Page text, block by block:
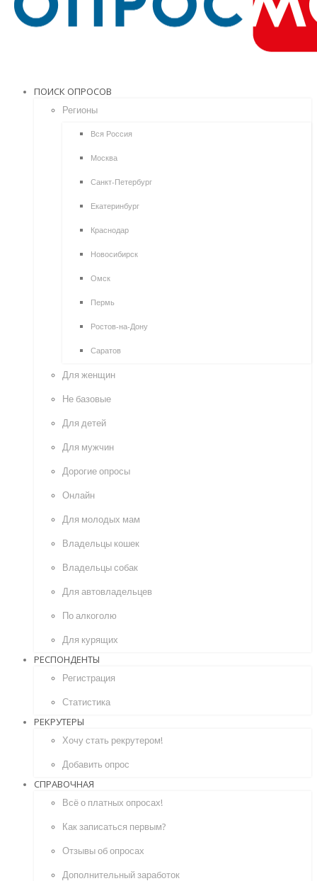
ПОИСК ОПРОСОВ
Регионы
Вся Россия
Москва
Санкт-Петербург
Екатеринбург
Краснодар
Новосибирск
Омск
Пермь
Ростов-на-Дону
Саратов
Для женщин
Не базовые
Для детей
Для мужчин
Дорогие опросы
Онлайн
Для молодых мам
Владельцы кошек
Владельцы собак
Для автовладельцев
По алкоголю
Для курящих
РЕСПОНДЕНТЫ
Регистрация
Статистика
РЕКРУТЕРЫ
Хочу стать рекрутером!
Добавить опрос
СПРАВОЧНАЯ
Всё о платных опросах!
Как записаться первым?
Отзывы об опросах
Дополнительный заработок